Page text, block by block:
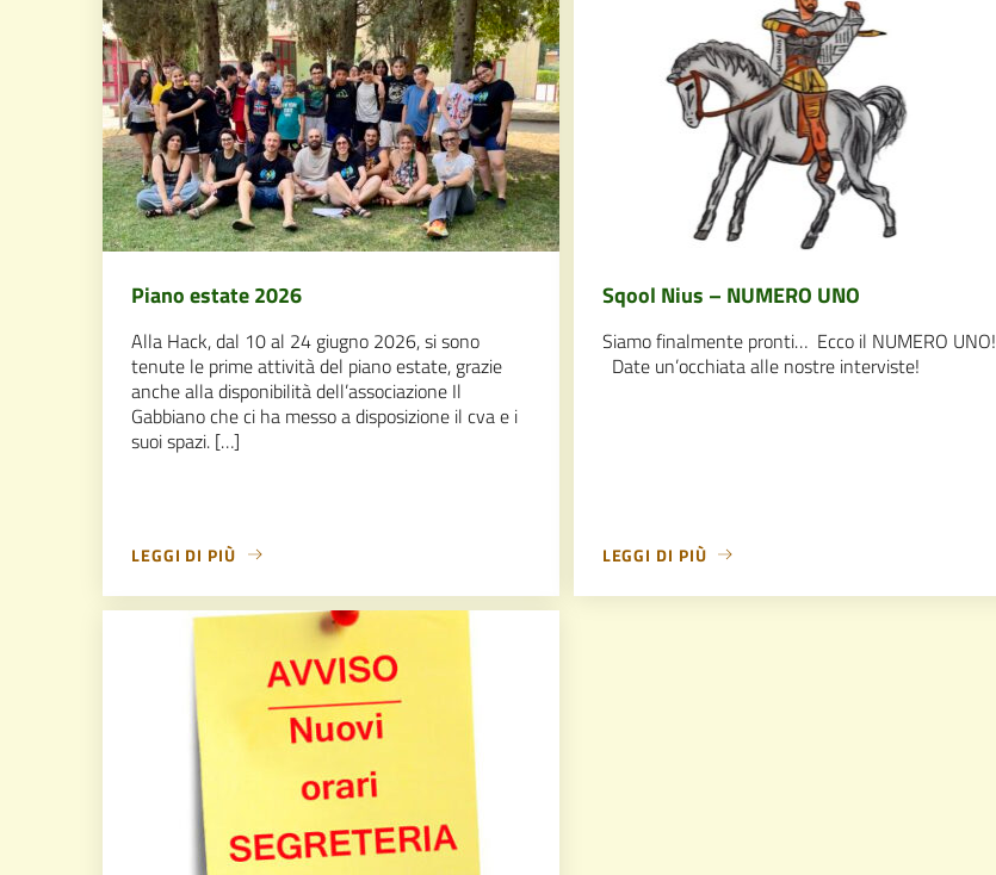
Piano estate 2026
Alla Hack, dal 10 al 24 giugno 2026, si sono
tenute le prime attività del piano estate, grazie
anche alla disponibilità dell’associazione Il
Gabbiano che ci ha messo a disposizione il cva e i
suoi spazi. […]
LEGGI DI PIÙ
Sqool Nius – NUMERO UNO
Siamo finalmente pronti… Ecco il NUMERO UNO!
Date un’occhiata alle nostre interviste!
LEGGI DI PIÙ